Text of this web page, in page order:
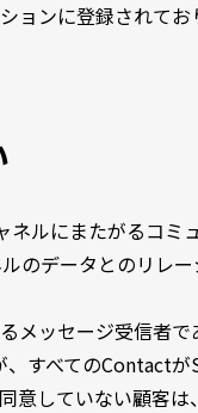
ョンに登録されてお
ルにまたがるコミ
のデータとのリレ
メッセージ受信者で
すべてのContact
意していない顧客